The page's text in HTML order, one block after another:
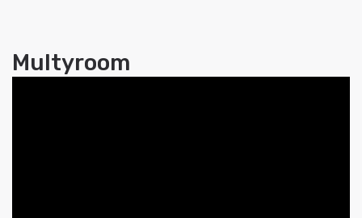
Multyroom